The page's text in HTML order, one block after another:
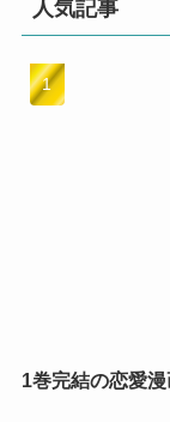
人気記事
1巻完結の恋愛